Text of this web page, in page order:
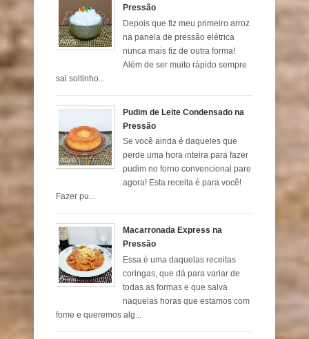
Pressão
Depois que fiz meu primeiro arroz
na panela de pressão elétrica
nunca mais fiz de outra forma!
Além de ser muito rápido sempre
sai soltinho...
Pudim de Leite Condensado na
Pressão
Se você ainda é daqueles que
perde uma hora inteira para fazer
pudim no forno convencional pare
agora! Esta receita é para você!
Fazer pu...
Macarronada Express na
Pressão
Essa é uma daquelas receitas
coringas, que dá para variar de
todas as formas e que salva
naquelas horas que estamos com
fome e queremos alg...